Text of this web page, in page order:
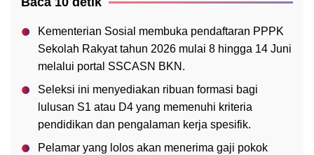
Kementerian Sosial membuka pendaftaran PPPK
Sekolah Rakyat tahun 2026 mulai 8 hingga 14 Juni
melalui portal SSCASN BKN.
Seleksi ini menyediakan ribuan formasi bagi
lulusan S1 atau D4 yang memenuhi kriteria
pendidikan dan pengalaman kerja spesifik.
Pelamar yang lolos akan menerima gaji pokok